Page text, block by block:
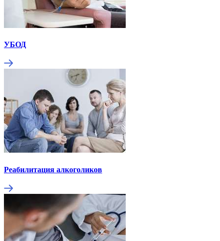
УБОД
Реабилитация алкоголиков